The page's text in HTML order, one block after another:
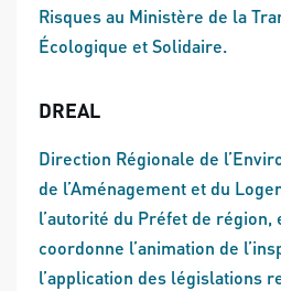
Risques au Ministère de la
Écologique et Solidaire.
DREAL
Direction Régionale de
de l’Aménagement et du
l’autorité du Préfet de région,
coordonne l’animation de
l’application des législations